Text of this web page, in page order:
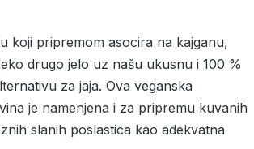
koji pripremom asocira na kajganu,
drugo jelo uz našu ukusnu i 100 %
za jaja. Ova veganska
je namenjena i za pripremu kuvanih
slanih poslastica kao adekvatna